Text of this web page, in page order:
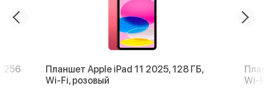
256
Планшет Apple iPad 11 2025, 128 ГБ,
Wi-Fi, розовый
Wi-